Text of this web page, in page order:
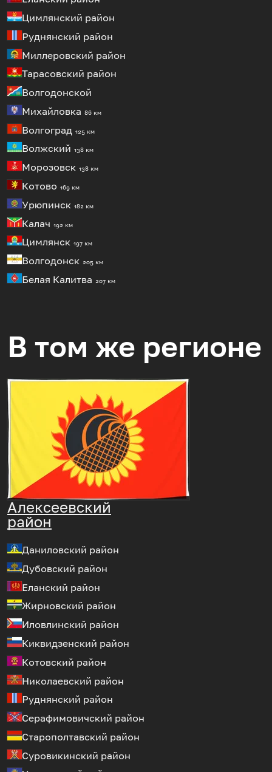
Цимлянский район
Руднянский район
Миллеровский район
Тарасовский район
Волгодонской
Михайловка 86 км
Волгоград 125 км
Волжский 138 км
Морозовск 138 км
Котово 169 км
Урюпинск 182 км
Калач 192 км
Цимлянск 197 км
Волгодонск 205 км
Белая Калитва 207 км
В том же регионе
Алексеевский
район
Даниловский район
Дубовский район
Еланский район
Жирновский район
Иловлинский район
Киквидзенский район
Котовский район
Николаевский район
Руднянский район
Серафимовичский район
Старополтавский район
Суровикинский район